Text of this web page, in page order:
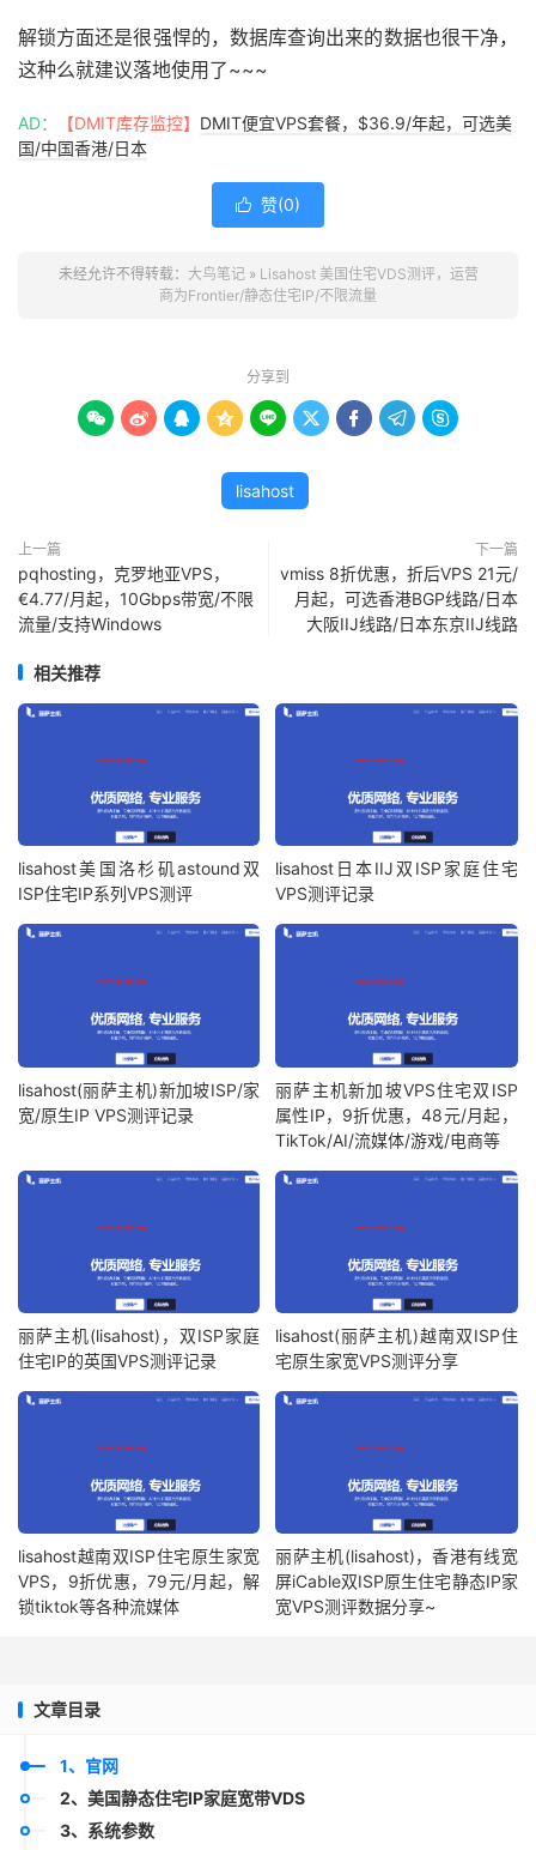
解锁方面还是很强悍的，数据库查询出来的数据也很干净，
这种么就建议落地使用了~~~
AD： 【DMIT库存监控】 DMIT便宜VPS套餐，$36.9/年起，可选美
国/中国香港/日本
 赞(0)
未经允许不得转载： 大鸟笔记» Lisahost 美国住宅VDS测评，运营
商为Frontier/静态住宅IP/不限流量
分享到
        
lisahost
上一篇
pqhosting，克罗地亚VPS，
€4.77/月起，10Gbps带宽/不限
流量/支持Windows
下一篇
vmiss 8折优惠，折后VPS 21元/
月起，可选香港BGP线路/日本
大阪IIJ线路/日本东京IIJ线路
相关推荐
lisahost美国洛杉矶astound双
ISP住宅IP系列VPS测评
lisahost日本IIJ双ISP家庭住宅
VPS测评记录
lisahost(丽萨主机)新加坡ISP/家
宽/原生IP VPS测评记录
丽萨主机新加坡VPS住宅双ISP
属性IP，9折优惠，48元/月起，
TikTok/AI/流媒体/游戏/电商等
丽萨主机(lisahost)，双ISP家庭
住宅IP的英国VPS测评记录
lisahost(丽萨主机)越南双ISP住
宅原生家宽VPS测评分享
lisahost越南双ISP住宅原生家宽
VPS，9折优惠，79元/月起，解
锁tiktok等各种流媒体
丽萨主机(lisahost)，香港有线宽
屏iCable双ISP原生住宅静态IP家
宽VPS测评数据分享~
文章目录
1、官网
2、美国静态住宅IP家庭宽带VDS
3、系统参数